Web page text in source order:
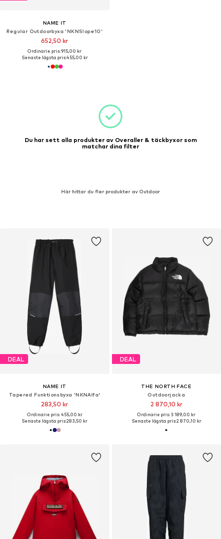
NAME IT
Regular Outdoorbyxa 'NKNSlope10'
652,50 kr
Ordinarie pris: 915,00 kr
Senaste lägsta pris:455,00 kr
Du har sett alla produkter av Overaller & täckbyxor som
matchar dina filter
Här hittar du fler produkter av Outdoor
DEAL
NAME IT
Tapered Funktionsbyxa 'NKNAlfa'
283,50 kr
Ordinarie pris: 455,00 kr
Senaste lägsta pris:283,50 kr
DEAL
THE NORTH FACE
Outdoorjacka
2 870,10 kr
Ordinarie pris: 3 189,00 kr
Senaste lägsta pris:2 870,10 kr